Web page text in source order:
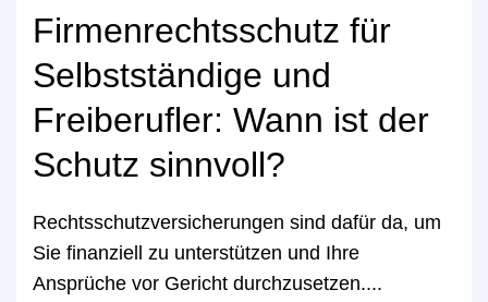
Firmenrechtsschutz für
Selbstständige und
Freiberufler: Wann ist der
Schutz sinnvoll?
Rechtsschutzversicherungen sind dafür da, um
Sie finanziell zu unterstützen und Ihre
Ansprüche vor Gericht durchzusetzen....